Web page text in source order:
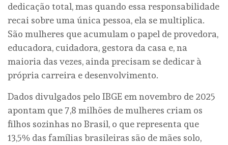
dedicação total, mas quando essa responsabilidade
recai sobre uma única pessoa, ela se multiplica.
São mulheres que acumulam o papel de provedora,
educadora, cuidadora, gestora da casa e, na
maioria das vezes, ainda precisam se dedicar à
própria carreira e desenvolvimento.
Dados divulgados pelo IBGE em novembro de 2025
apontam que 7,8 milhões de mulheres criam os
filhos sozinhas no Brasil, o que representa que
13,5% das famílias brasileiras são de mães solo,